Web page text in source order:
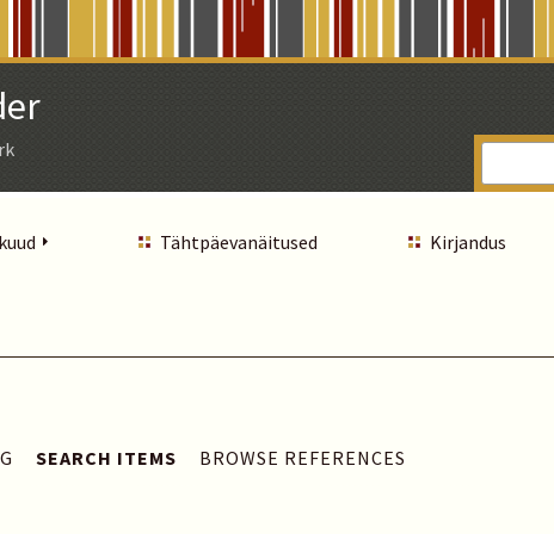
Tähtpäevanäitused Kirjandus
SEARCH ITEMS BROWSE REFERENCES